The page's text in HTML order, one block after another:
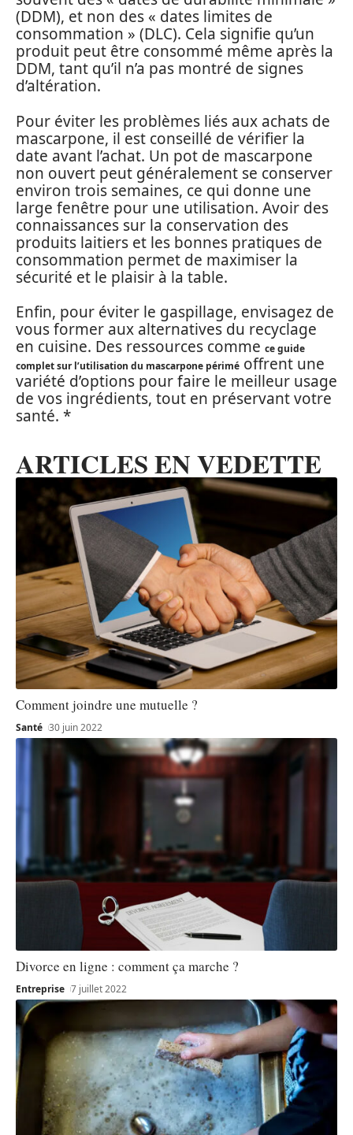
(DDM), et non des « dates limites de
consommation » (DLC). Cela signifie qu’un
produit peut être consommé même après la
DDM, tant qu’il n’a pas montré de signes
d’altération.
Pour éviter les problèmes liés aux achats de
mascarpone, il est conseillé de vérifier la
date avant l’achat. Un pot de mascarpone
non ouvert peut généralement se conserver
environ trois semaines, ce qui donne une
large fenêtre pour une utilisation. Avoir des
connaissances sur la conservation des
produits laitiers et les bonnes pratiques de
consommation permet de maximiser la
sécurité et le plaisir à la table.
Enfin, pour éviter le gaspillage, envisagez de
vous former aux alternatives du recyclage
en cuisine. Des ressources comme ce guide
complet sur l’utilisation du mascarpone périmé offrent une
variété d’options pour faire le meilleur usage
de vos ingrédients, tout en préservant votre
santé. *
ARTICLES EN VEDETTE
Comment joindre une mutuelle ?
Santé 30 juin 2022
Divorce en ligne : comment ça marche ?
Entreprise 7 juillet 2022